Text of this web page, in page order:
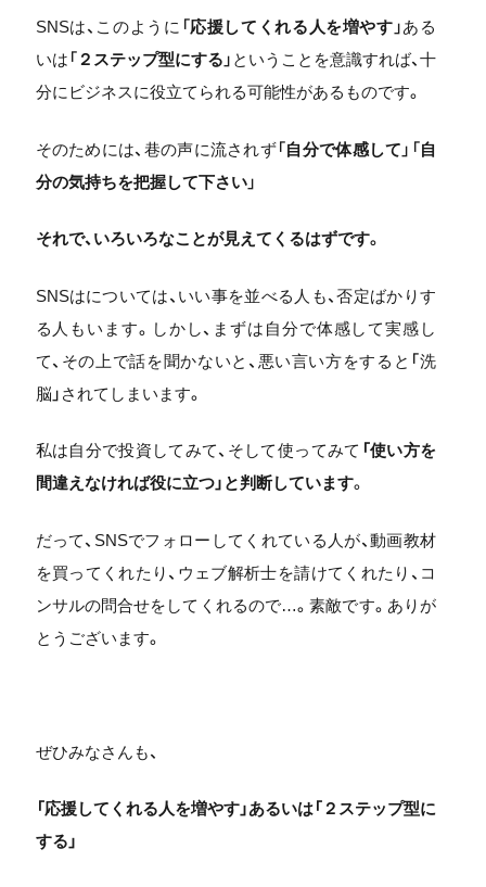
SNSは、このように「応援してくれる人を増やす 」ある
いは「２ステップ型にする 」ということを意識すれば、十
分にビジネスに役立てられる可能性があるものです。
そのためには、巷の声に流されず「自分で体感して 」「自
分の気持ちを把握して下さい」
それで、いろいろなことが見えてくるはずです。
SNSはについては、いい事を並べる人も、否定ばかりす
る人もいます。しかし、まずは自分で体感して実感し
て、その上で話を聞かないと、悪い言い方をすると「洗
脳」されてしまいます。
私は自分で投資してみて、そして使ってみて 「使い方を
間違えなければ役に立つ」と判断しています。
だって、SNSでフォローしてくれている人が、動画教材
を買ってくれたり、ウェブ解析士を請けてくれたり、コ
ンサルの問合せをしてくれるので…。素敵です。ありが
とうございます。
ぜひみなさんも、
「応援してくれる人を増やす」あるいは「２ステップ型に
する」